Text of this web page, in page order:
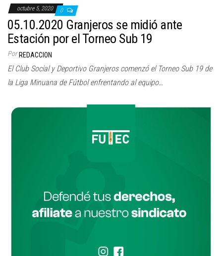
octubre 5, 2020 0
05.10.2020 Granjeros se midió ante
Estación por el Torneo Sub 19
Por REDACCION
El Club Social y Deportivo Granjeros comenzó el Torneo Sub 19 de
la Liga Minuana de Fútbol enfrentando al equipo…